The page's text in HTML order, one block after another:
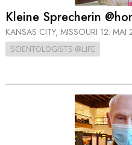
Kleine Sprecherin
KANSAS CITY, MISSOURI 12. MAI
SCIENTOLOGISTS @LIFE